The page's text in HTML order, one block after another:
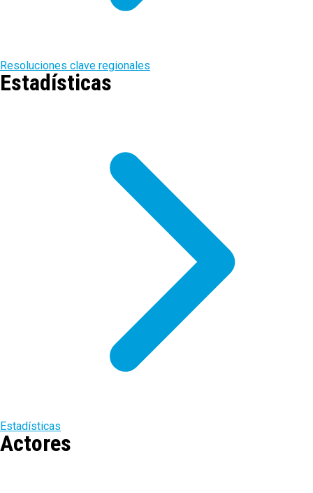
Resoluciones clave regionales
Estadísticas
Estadísticas
Actores